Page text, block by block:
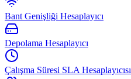
Bant Genişliği Hesaplayıcı
Depolama Hesaplayıcı
Çalışma Süresi SLA Hesaplayıcısı